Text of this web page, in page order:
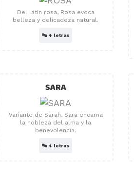
Del latín rosa, Rosa evoca
belleza y delicadeza natural.
🔤 4 letras
SARA
Variante de Sarah, Sara encarna
la nobleza del alma y la
benevolencia.
🔤 4 letras